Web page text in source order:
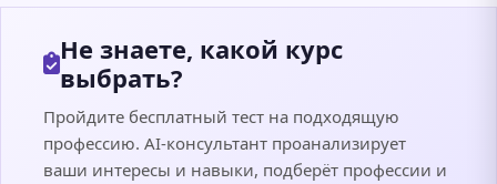
Не знаете, какой курс
выбрать?
Пройдите бесплатный тест на подходящую
профессию. AI-консультант проанализирует
ваши интересы и навыки, подберёт профессии и